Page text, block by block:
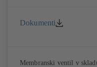
Dokumenti
Membranski ventil v